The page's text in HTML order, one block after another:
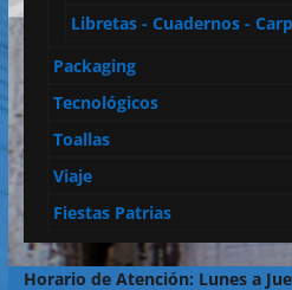
Libretas - Cuadernos -
Packaging
Tecnológicos
Toallas
Viaje
Fiestas Patrias
Horario de Atención: Lunes a